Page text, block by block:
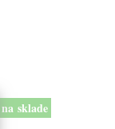
na sklade